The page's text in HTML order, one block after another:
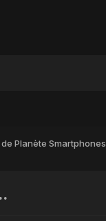
Planète Smartphones